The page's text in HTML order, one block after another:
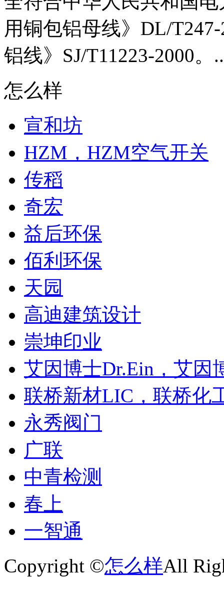
用铜包铝母线》DL/
铝线》SJ/T11223-2000。
怎么样
宣和坊
HZM，HZM空气开关
传稻
奇宏
益后环保
佰利环保
天园
高迪建筑设计
崇坤印业
艾因博士Dr.Ein，艾因
联桥新材LIC，联桥化
永秀阀门
广联
中青检测
春上
一智通
Copyright ©怎么样All